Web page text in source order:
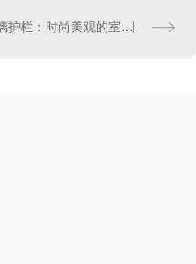
西安玻璃护栏：时尚美观的室内外选择